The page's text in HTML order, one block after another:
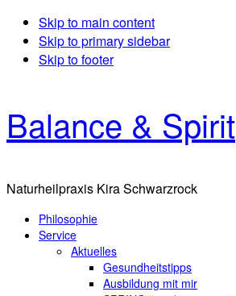
Skip to main content
Skip to primary sidebar
Skip to footer
Balance & Spirit
Naturheilpraxis Kira Schwarzrock
Philosophie
Service
Aktuelles
Gesundheitstipps
Ausbildung mit mir